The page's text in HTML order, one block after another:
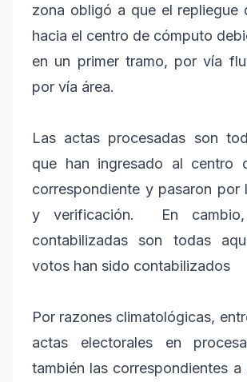
zona obligó a que el repliegue
hacia el centro de cómputo
en un primer tramo, por vía
por vía área.
Las actas procesadas son
que han ingresado al centro
correspondiente y pasaron por
y verificación. En
contabilizadas son todas
votos han sido contabilizados
Por razones climatológicas,
actas electorales en
también las correspondientes a